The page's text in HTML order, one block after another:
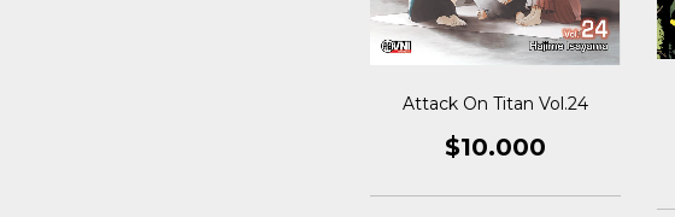
Attack On Titan Vol.24
$10.000